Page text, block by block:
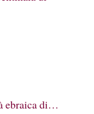
ebraica di…